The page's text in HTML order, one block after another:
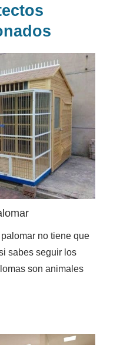
no tiene que
sabes seguir los
son animales